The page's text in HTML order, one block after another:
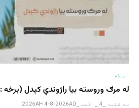
اسلام
له مرګ وروسته بیا راژوندي کېدل (برخه : ۳۱)
سه شنبه _4 _اگست _2026AH 4-8-2026AD